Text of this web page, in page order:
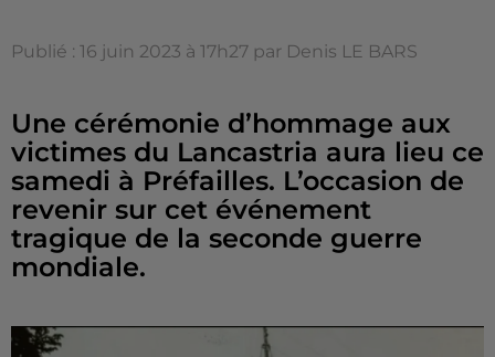
Publié : 16 juin 2023 à 17h27 par Denis LE BARS
Une cérémonie d’hommage aux
victimes du Lancastria aura lieu ce
samedi à Préfailles. L’occasion de
revenir sur cet événement
tragique de la seconde guerre
mondiale.